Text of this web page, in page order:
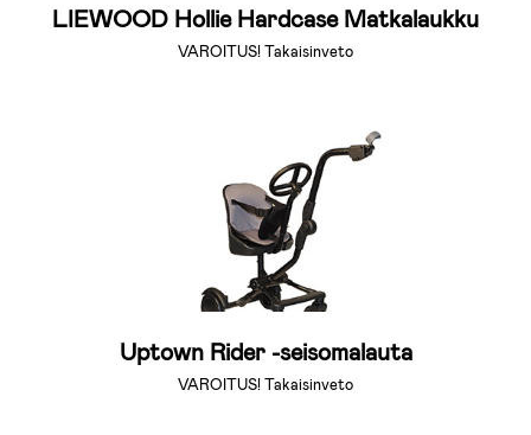
LIEWOOD Hollie Hardcase Matkalaukku
VAROITUS! Takaisinveto
Uptown Rider -seisomalauta
VAROITUS! Takaisinveto